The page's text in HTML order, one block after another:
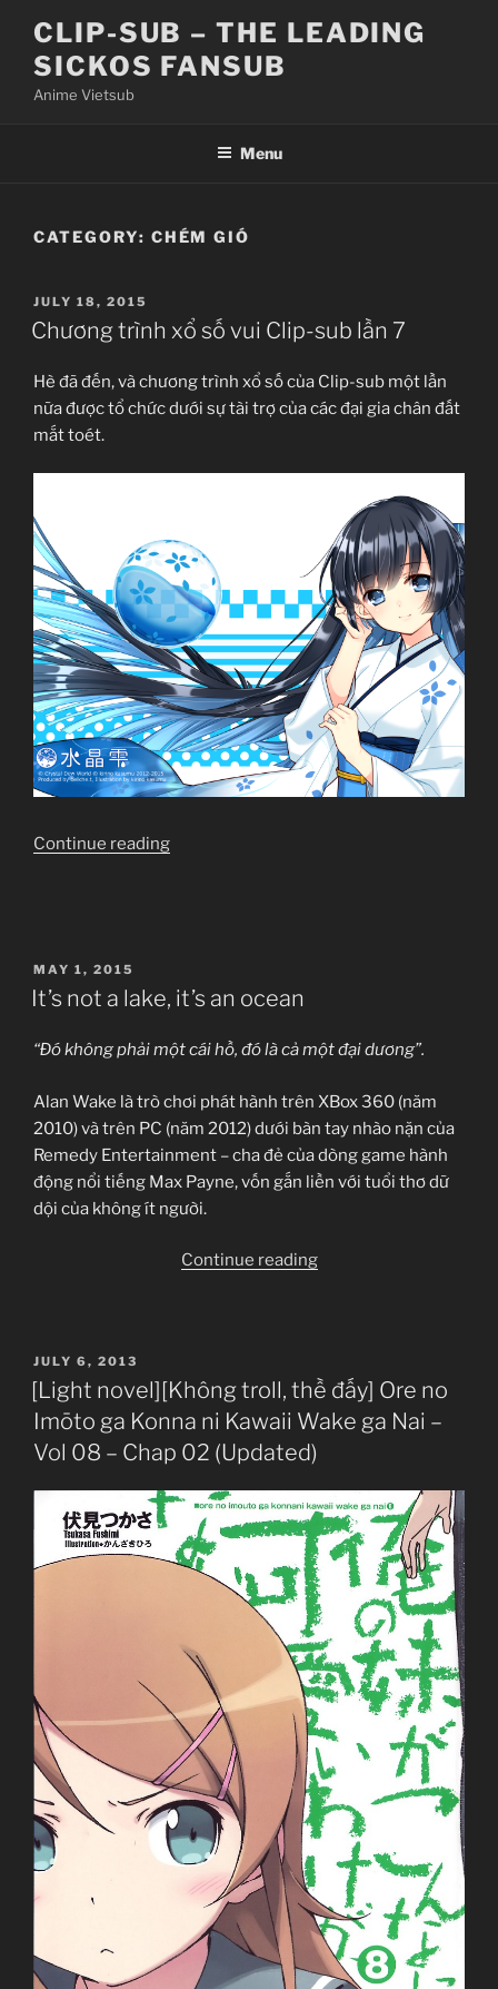
content
CLIP-SUB – THE LEADING
SICKOS FANSUB
Anime Vietsub
Menu
CATEGORY: CHÉM GIÓ
POSTED
ON
JULY 18, 2015
Chương trình xổ số vui Clip-sub lần 7
Hè đã đến, và chương trình xổ số của Clip-sub một lần
nữa được tổ chức dưới sự tài trợ của các đại gia chân đất
mắt toét.
Continue reading“Chương
sub
7”
POSTED
ON
MAY 1, 2015
It’s not a lake, it’s an ocean
“Đó không phải một cái hồ, đó là cả một đại dương”.
Alan Wake là trò chơi phát hành trên XBox 360 (năm
2010) và trên PC (năm 2012) dưới bàn tay nhào nặn của
Remedy Entertainment – cha đẻ của dòng game hành
động nổi tiếng Max Payne, vốn gắn liền với tuổi thơ dữ
dội của không ít người.
Continue reading“It’s
an
ocean”
POSTED
ON
JULY 6, 2013
[Light novel][Không troll, thề đấy] Ore no
Imōto ga Konna ni Kawaii Wake ga Nai –
Vol 08 – Chap 02 (Updated)